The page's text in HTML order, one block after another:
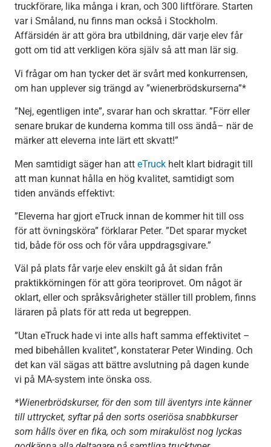
truckförare, lika många i kran, och 300 liftförare. Starten
var i Småland, nu finns man också i Stockholm.
Affärsidén är att göra bra utbildning, där varje elev får
gott om tid att verkligen köra själv så att man lär sig.
Vi frågar om han tycker det är svårt med konkurrensen,
om han upplever sig trängd av ”wienerbrödskurserna”*
”Nej, egentligen inte”, svarar han och skrattar. ”Förr eller
senare brukar de kunderna komma till oss ändå– när de
märker att eleverna inte lärt ett skvatt!”
Men samtidigt säger han att eTruck helt klart bidragit till
att man kunnat hålla en hög kvalitet, samtidigt som
tiden används effektivt:
”Eleverna har gjort eTruck innan de kommer hit till oss
för att övningsköra” förklarar Peter. ”Det sparar mycket
tid, både för oss och för våra uppdragsgivare.”
Väl på plats får varje elev enskilt gå åt sidan från
praktikkörningen för att göra teoriprovet. Om något är
oklart, eller och språksvårigheter ställer till problem, finns
läraren på plats för att reda ut begreppen.
”Utan eTruck hade vi inte alls haft samma effektivitet –
med bibehållen kvalitet”, konstaterar Peter Winding. Och
det kan väl sägas att bättre avslutning på dagen kunde
vi på MA-system inte önska oss.
*Wienerbrödskurser, för den som till äventyrs inte känner
till uttrycket, syftar på den sorts oseriösa snabbkurser
som hålls över en fika, och som mirakulöst nog lyckas